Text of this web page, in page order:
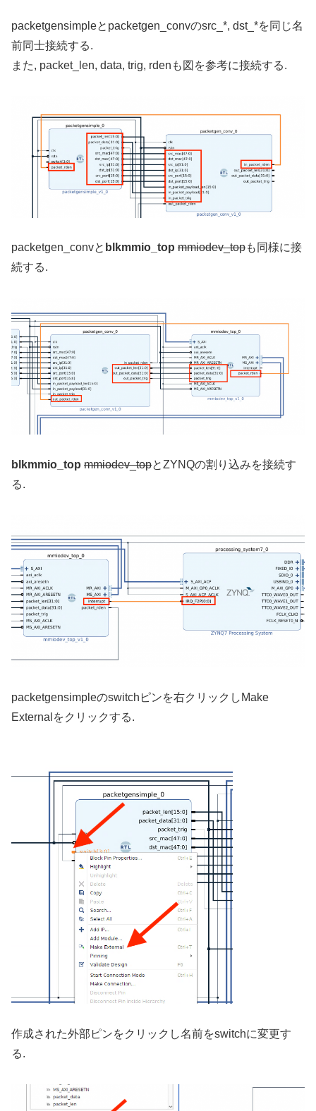
packetgensimpleとpacketgen_convのsrc_*, dst_*を同じ名
前同士接続する.
また, packet_len, data, trig, rdenも図を参考に接続する.
packetgen_convと blkmmio_top mmiodev_topも同様に接
続する.
blkmmio_top mmiodev_topとZYNQの割り込みを接続す
る.
packetgensimpleのswitchピンを右クリックしMake
Externalをクリックする.
作成された外部ピンをクリックし名前をswitchに変更す
る.